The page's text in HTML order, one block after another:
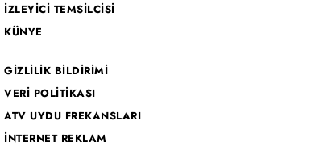
İZLEYİCİ TEMSİLCİSİ
KÜNYE
GİZLİLİK BİLDİRİMİ
VERİ POLİTİKASI
ATV UYDU FREKANSLARI
İNTERNET REKLAM